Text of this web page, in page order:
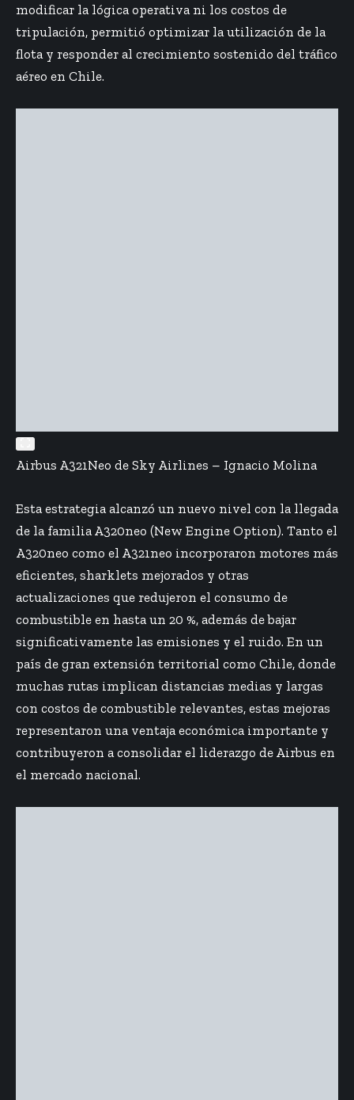
modificar la lógica operativa ni los costos de
tripulación, permitió optimizar la utilización de la
flota y responder al crecimiento sostenido del tráfico
aéreo en Chile.
Airbus A321Neo de Sky Airlines – Ignacio Molina
Esta estrategia alcanzó un nuevo nivel con la llegada
de la familia A320neo (New Engine Option). Tanto el
A320neo como el A321neo incorporaron motores más
eficientes, sharklets mejorados y otras
actualizaciones que redujeron el consumo de
combustible en hasta un 20 %, además de bajar
significativamente las emisiones y el ruido. En un
país de gran extensión territorial como Chile, donde
muchas rutas implican distancias medias y largas
con costos de combustible relevantes, estas mejoras
representaron una ventaja económica importante y
contribuyeron a consolidar el liderazgo de Airbus en
el mercado nacional.